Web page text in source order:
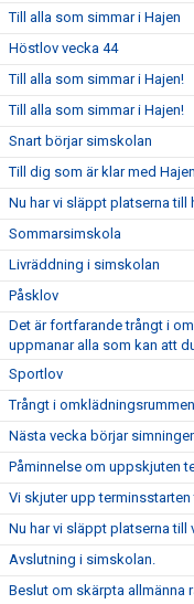
Till alla som simmar i Hajen
Höstlov vecka 44
Till alla som simmar i Hajen!
Till alla som simmar i Hajen!
Snart börjar simskolan
Till dig som är klar med Hajen
Nu har vi släppt platserna
Sommarsimskola
Livräddning i simskolan
Påsklov
Det är fortfarande trångt i
uppmanar alla som kan att
Sportlov
Trångt i omklädningsrummen
Nästa vecka börjar
Påminnelse om uppskjuten
Vi skjuter upp terminsstarten
Nu har vi släppt platserna till
Avslutning i simskolan.
Beslut om skärpta allmänna